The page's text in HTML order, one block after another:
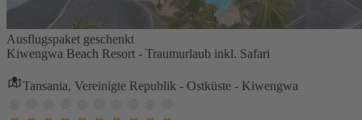
Ausflugspaket geschenkt
Kiwengwa Beach Resort - Traumurlaub inkl. Safari
Tansania, Vereinigte Republik - Ostküste - Kiwengwa